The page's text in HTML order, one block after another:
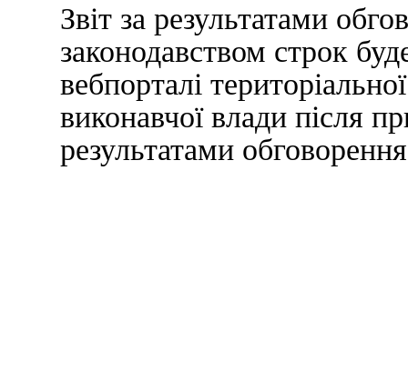
Звіт за результатами
законодавством строк
вебпорталі
виконавчої влади після
результатами